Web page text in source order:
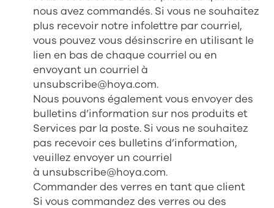
nous avez commandés. Si vous ne souhaitez
plus recevoir notre infolettre par courriel,
vous pouvez vous désinscrire en utilisant le
lien en bas de chaque courriel ou en
envoyant un courriel à
unsubscribe@hoya.com.
Nous pouvons également vous envoyer des
bulletins d’information sur nos produits et
Services par la poste. Si vous ne souhaitez
pas recevoir ces bulletins d’information,
veuillez envoyer un courriel
à unsubscribe@hoya.com.
Commander des verres en tant que client
Si vous commandez des verres ou des